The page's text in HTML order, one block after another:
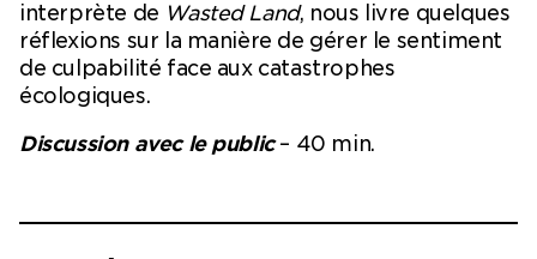
interprète de Wasted Land, nous livre quelques
réflexions sur la manière de gérer le sentiment
de culpabilité face aux catastrophes
écologiques.
Discussion avec le public – 40 min.